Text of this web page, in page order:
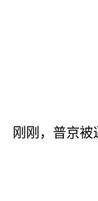
刚刚，普京被